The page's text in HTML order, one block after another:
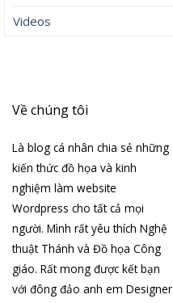
Videos
Về chúng tôi
Là blog cá nhân chia sẻ những
kiến thức đồ họa và kinh
nghiệm làm website
Wordpress cho tất cả mọi
người. Mình rất yêu thích Nghệ
thuật Thánh và Đồ họa Công
giáo. Rất mong được kết bạn
với đông đảo anh em Designer